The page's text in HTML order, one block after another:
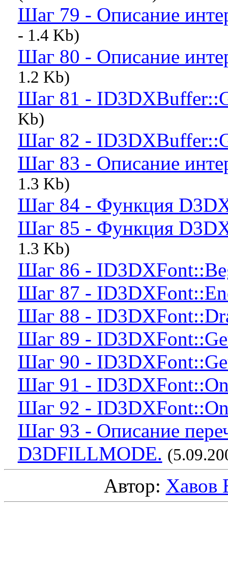
Шаг 79 - Описание
- 1.4 Kb)
Шаг 80 - Описание
1.2 Kb)
Шаг 81 -
Kb)
Шаг 82 -
Шаг 83 - Описание
1.3 Kb)
Шаг 84 - Функция
Шаг 85 - Функция
1.3 Kb)
Шаг 86 -
Шаг 87 -
Шаг 88 -
Шаг 89 -
Шаг 90 -
Шаг 91 -
Шаг 92 -
Шаг 93 - Описание
D3DFILLMODE.
Автор: Хавов